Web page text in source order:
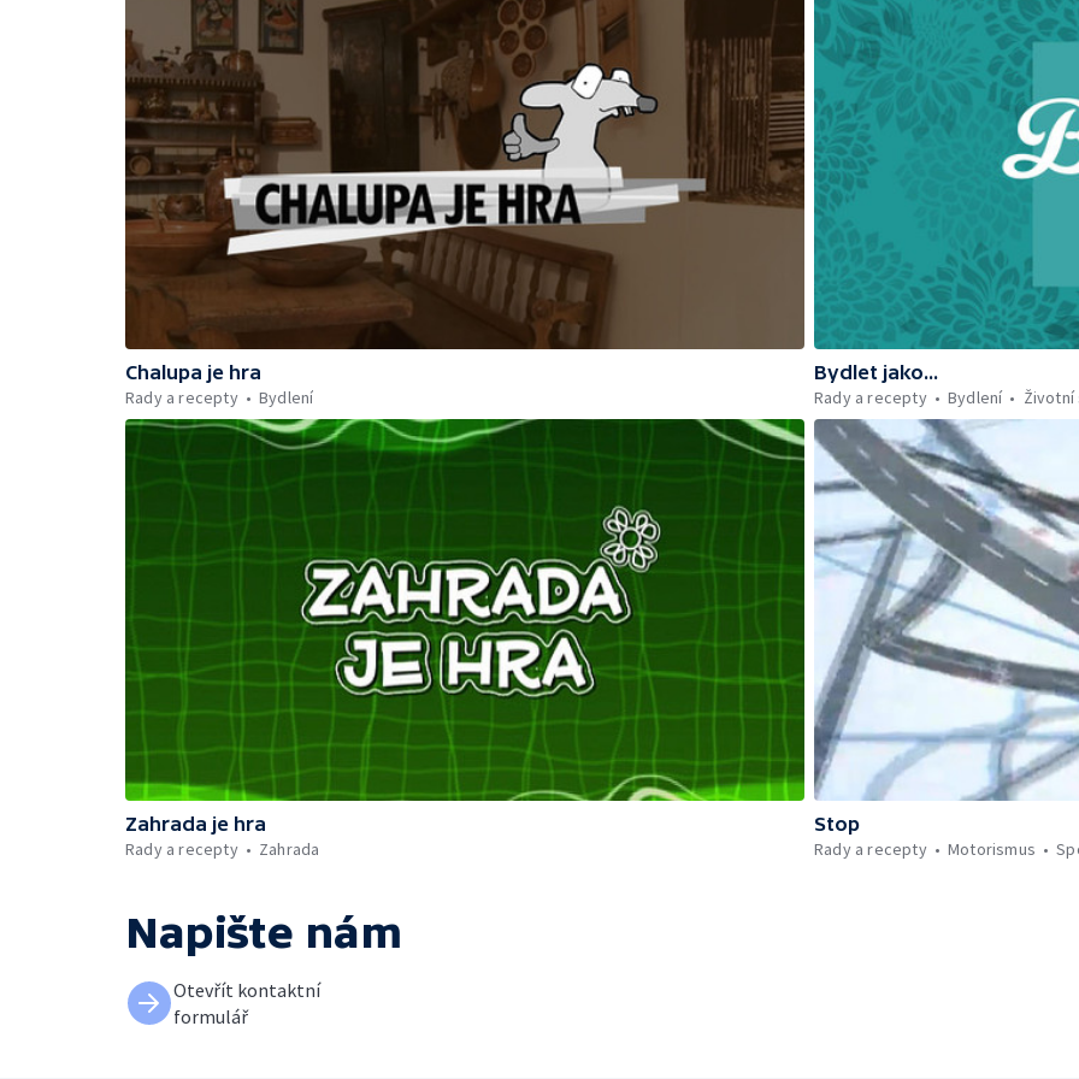
Chalupa je hra
Rady a recepty
Bydlení
Bydlet jako...
Rady a recepty
Bydlení
Zahrada je hra
Rady a recepty
Zahrada
Stop
Rady a recepty
Motorismus
Napište nám
Otevřít kontaktní
formulář